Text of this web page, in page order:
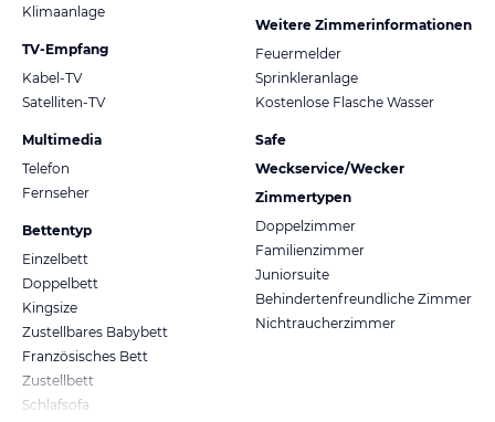
Klimaanlage
TV-Empfang
Kabel-TV
Satelliten-TV
Multimedia
Telefon
Fernseher
Bettentyp
Einzelbett
Doppelbett
Kingsize
Zustellbares Babybett
Französisches Bett
Zustellbett
Schlafsofa
Weitere Zimmerinformationen
Feuermelder
Sprinkleranlage
Kostenlose Flasche Wasser
Safe
Weckservice/Wecker
Zimmertypen
Doppelzimmer
Familienzimmer
Juniorsuite
Behindertenfreundliche Zimmer
Nichtraucherzimmer